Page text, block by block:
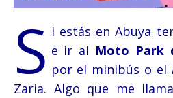
S i estás en Abuya
e ir al Moto Park
por el minibús o el
Zaria. Algo que me